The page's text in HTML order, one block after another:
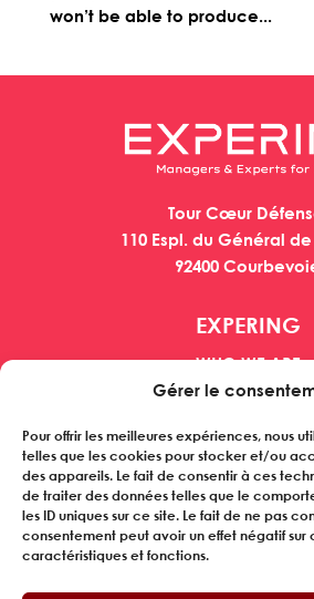
Gérer le
Pour offrir les meilleures expériences, nous
telles que les cookies pour stocker et/ou
des appareils. Le fait de consentir à ces
de traiter des données telles que le
les ID uniques sur ce site. Le fait de ne pas
consentement peut avoir un effet négatif sur
caractéristiques et fonctions.
won’t be able to produce...
Tour Cœur
110 Espl. du Général
92400
EXPERING
WHO WE ARE
MANAGERS
REFERENCES
NEWS
Subscribe to our